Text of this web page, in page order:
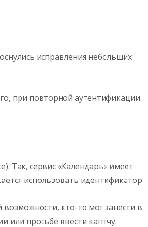
исправления небольших
при повторной аутентификации
Так, сервис «Календарь» имеет
использовать идентификатор
возможности, кто-то мог занести в
или просьбе ввести каптчу.